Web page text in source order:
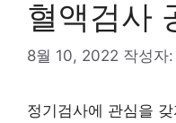
혈액검사
8월 10, 2022 작성자:
정기검사에 관심을